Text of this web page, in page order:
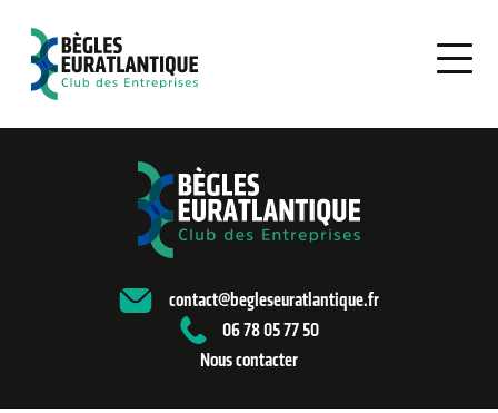
contact@begleseuratlantique.fr
06 78 05 77 50
Nous contacter